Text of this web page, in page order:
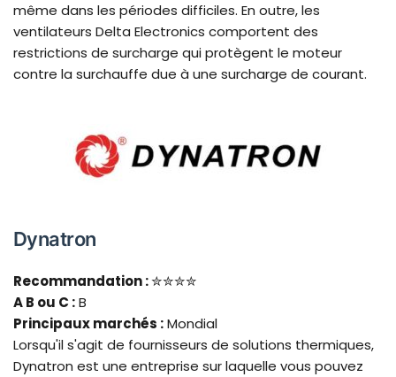
même dans les périodes difficiles. En outre, les
ventilateurs Delta Electronics comportent des
restrictions de surcharge qui protègent le moteur
contre la surchauffe due à une surcharge de courant.
Dynatron
Recommandation :✮✮✮✮
A B ou C :B
Principaux marchés :Mondial
Lorsqu'il s'agit de fournisseurs de solutions thermiques,
Dynatron est une entreprise sur laquelle vous pouvez